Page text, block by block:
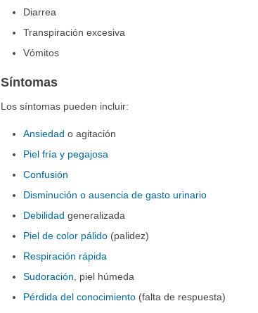
Diarrea
Transpiración excesiva
Vómitos
Síntomas
Los síntomas pueden incluir:
Ansiedad o agitación
Piel fría y pegajosa
Confusión
Disminución o ausencia de gasto urinario
Debilidad generalizada
Piel de color pálido (palidez)
Respiración rápida
Sudoración , piel húmeda
Pérdida del conocimiento (falta de respuesta)